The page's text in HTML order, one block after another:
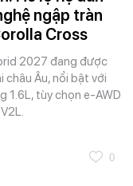
ngập tràn
Cross
2027 đang được
châu Âu, nổi bật với
1.6L, tùy chọn e-AWD
0